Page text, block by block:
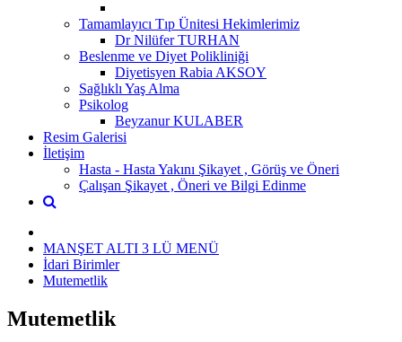
Tamamlayıcı Tıp Ünitesi Hekimlerimiz
Dr Nilüfer TURHAN
Beslenme ve Diyet Polikliniği
Diyetisyen Rabia AKSOY
Sağlıklı Yaş Alma
Psikolog
Beyzanur KULABER
Resim Galerisi
İletişim
Hasta - Hasta Yakını Şikayet , Görüş ve Öneri
Çalışan Şikayet , Öneri ve Bilgi Edinme
MANŞET ALTI 3 LÜ MENÜ
İdari Birimler
Mutemetlik
Mutemetlik